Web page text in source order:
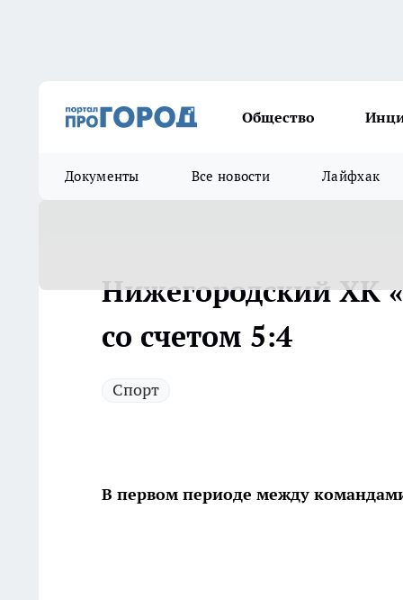
Общество
Документы Все новости Лайфхак
Нижегородский ХК
со счетом 5:4
Спорт
В первом периоде между